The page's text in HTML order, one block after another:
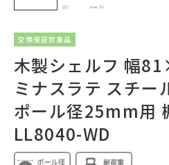
交換保証対象品
木製シェルフ 幅
ミナスラテ スチー
ポール径25mm用
LL8040-WD